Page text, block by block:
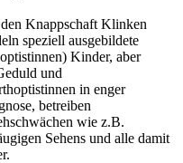
Knappschaft Klinken
speziell ausgebildete
Kinder, aber
und
in enger
betreiben
wie z.B.
Sehens und alle damit